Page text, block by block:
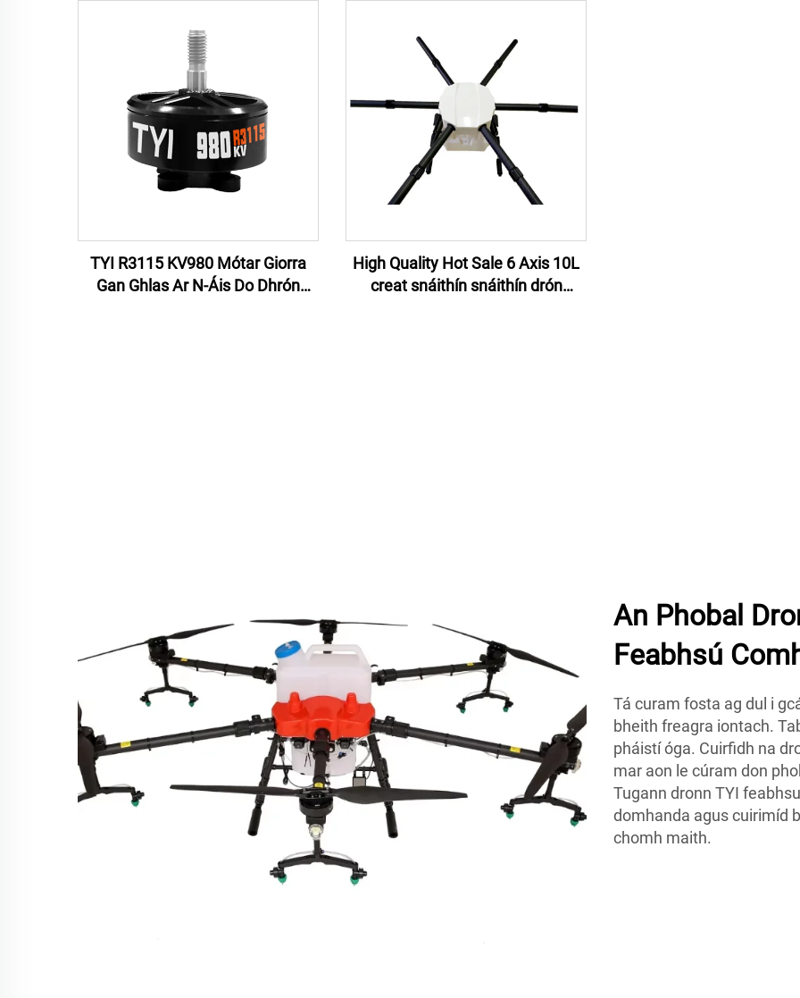
TYI R3115 KV980 Mótar Giorra
Gan Ghlas Ar N-Áis Do Dhrón
High Quality Hot Sale 6 Axis 10L
creat snáithín snáithín drón
An Phobal
Feabhsú
Tá curam fosta ag dul i
bheith freagra iontach.
pháistí óga. Cuirfidh na
mar aon le cúram don
Tugann dronn TYI
domhanda agus cuirimíd
chomh maith.